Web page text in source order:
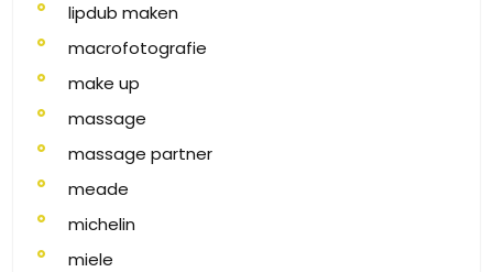
lipdub maken
macrofotografie
make up
massage
massage partner
meade
michelin
miele